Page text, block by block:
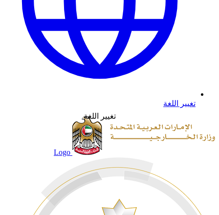
تغيير اللغة
تغيير اللغة
Logo